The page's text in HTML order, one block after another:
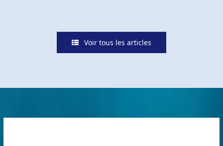
Voir tous les articles